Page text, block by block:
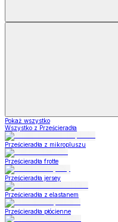
Pokaż wszystko
Wszystko z Prześcieradła
Prześcieradła z mikropluszu
Prześcieradła frotte
Prześcieradła jersey
Prześcieradła z elastanem
Prześcieradła płócienne